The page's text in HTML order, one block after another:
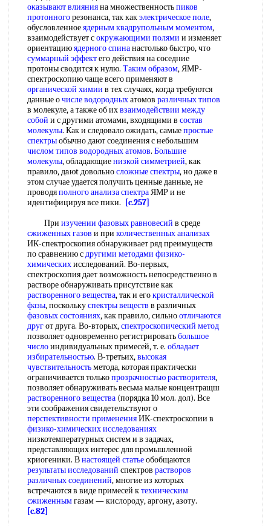
оказывают влиянияна множественностьпиков
протонногорезонанса, так какэлектрическое поле,
обусловленноеядерным квадрупольным моментом,
взаимодействует сокружающими полями и изменяет
ориентациюядерного спинанастолько быстро, что
суммарный эффектего действия на соседние
протоны сводится к нулю. Таким образом, ЯМР-
спектроскопию чаще всего применяют в
органической химии в тех случаях, когда требуются
данные очисле водородныхатомов различных типов
в молекуле, а также об ихвзаимодействии между
собой и с другими атомами, входящими в состав
молекулы. Как и следовало ожидать, самыепростые
спектрыобычно дают соединения с небольшим
числом типов водородных атомов. Большие
молекулы, обладающиенизкой симметрией, как
правило, дaюt довольносложные спектры, но даже в
этом случае удается получить ценные данные, не
проводяполного анализа спектраЯМР и не
идентифицируя все пики.
[c.257]
При изучении фазовых равновесий в среде
сжиженных газов и при количественных анализах
ИК-спектроскопия обнаруживает ряд преимуществ
по сравнению сдругими методами физико-
химическихисследований. Во-первых,
спектроскопия дает возможность непосредственно в
растворе обнаруживать присутствие как
растворенного вещества, так и егокристаллической
фазы, посколькуспектры веществ в различных
фазовых состояниях, как правило, сильноотличаются
другот друга. Во-вторых,спектроскопический метод
позволяет одновременно регистрироватьбольшое
числоиндивидуальных примесей, т. е. обладает
избирательностью. В-третьих,высокая
чувствительностьметода, которая практически
ограничивается толькопрозрачностью растворителя,
позволяет обнаруживать весьма малые концентращш
растворенного вещества (порядка 10 мол. дол). Все
эти соображения свидетельствуют о
перспективности примененияИК-спектроскопии в
физико-химических исследованиях
низкотемпературных систем и в задачах,
представляющих интерес для промышленной
криогеники. Внастоящей статьеобобщаются
результаты исследований спектров растворов
различных соединений, многие из которых
встречаются в виде примесей ктехническим
сжиженнымгазам — кислороду, аргону, азоту.
[c.82]